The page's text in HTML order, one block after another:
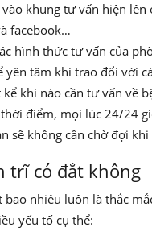
khung tư vấn hiện
facebook…
hình thức tư vấn của
yên tâm khi trao đổi với
kể khi nào cần tư vấn về
điểm, mọi lúc 24/24
sẽ không cần chờ đợi
trĩ có đắt không
nhiêu luôn là thắc
yếu tố cụ thể: